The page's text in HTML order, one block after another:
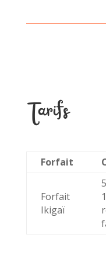
Tarifs
Forfait
Forfait
Ikigaï